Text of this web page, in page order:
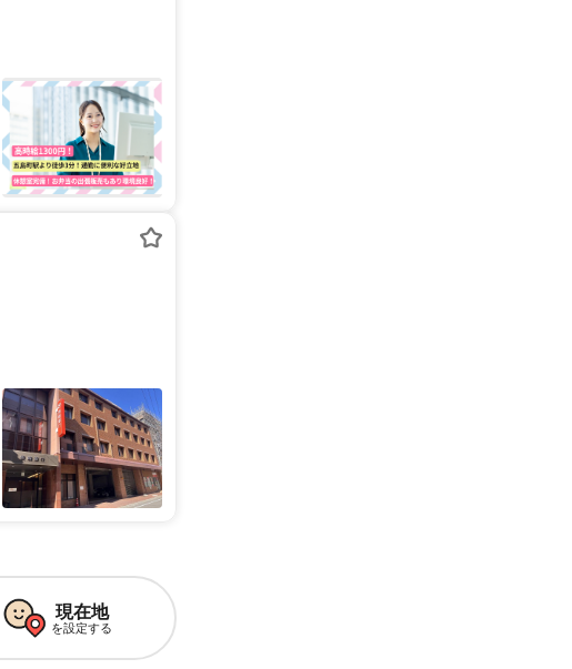
現在地
を設定する